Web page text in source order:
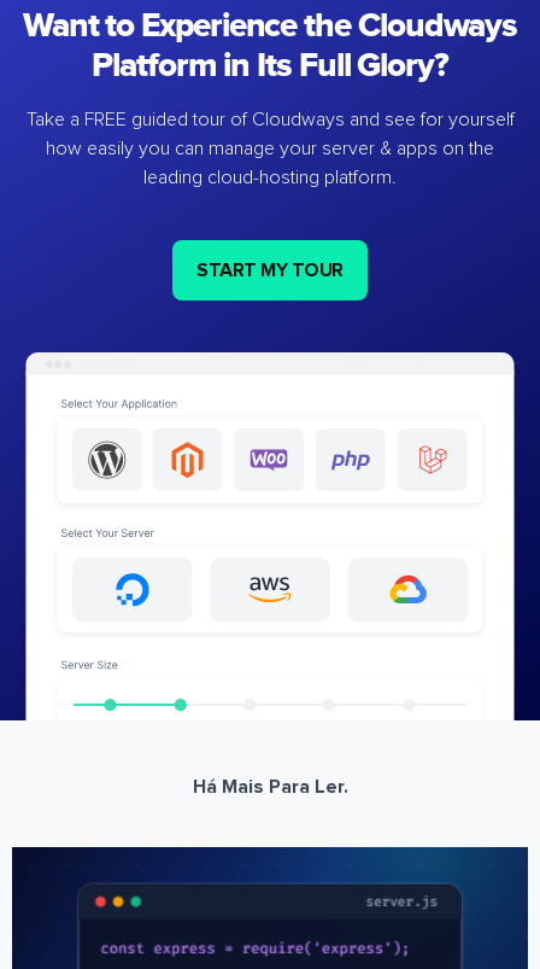
Want to Experience the Cloudways
Platform in Its Full Glory?
Take a FREE guided tour of Cloudways and see for yourself
how easily you can manage your server & apps on the
leading cloud-hosting platform.
START MY TOUR
Há Mais Para Ler.